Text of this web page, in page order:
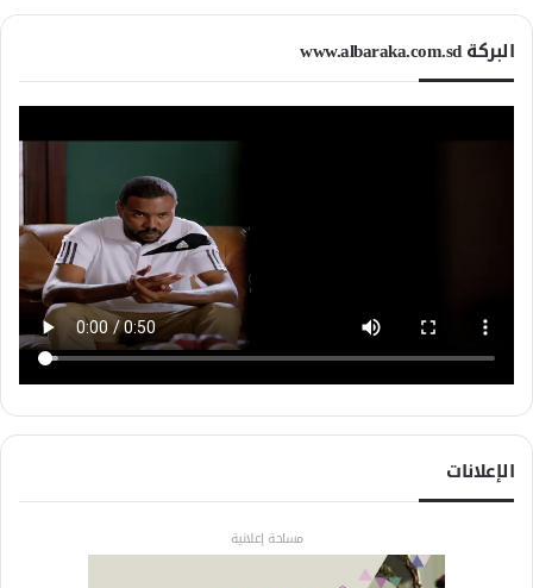
البركة www.albaraka.com.sd
الإعلانات
مساحة إعلانية